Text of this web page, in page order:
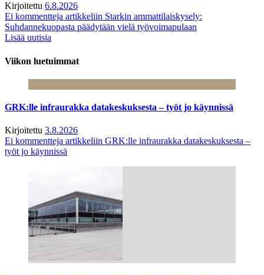
Kirjoitettu 6.8.2026
Ei kommentteja artikkeliin Starkin ammattilaiskysely:
Suhdannekuopasta päädytään vielä työvoimapulaan
Lisää uutisia
Viikon luetuimmat
GRK:lle infraurakka datakeskuksesta – työt jo käynnissä
Kirjoitettu 3.8.2026
Ei kommentteja artikkeliin GRK:lle infraurakka datakeskuksesta –
työt jo käynnissä